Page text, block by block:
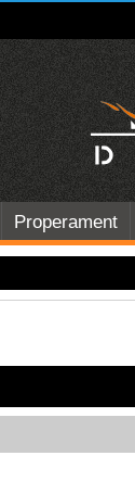
Properament